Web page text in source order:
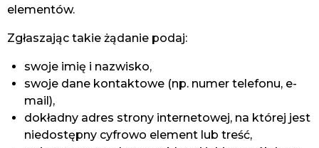
elementów.
Zgłaszając takie żądanie podaj:
swoje imię i nazwisko,
swoje dane kontaktowe (np. numer telefonu, e-
mail),
dokładny adres strony internetowej, na której jest
niedostępny cyfrowo element lub treść,